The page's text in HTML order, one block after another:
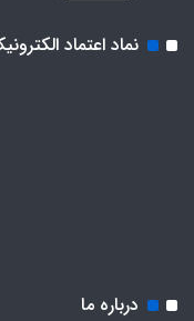
نماد اعتماد الکترونیک
درباره ما